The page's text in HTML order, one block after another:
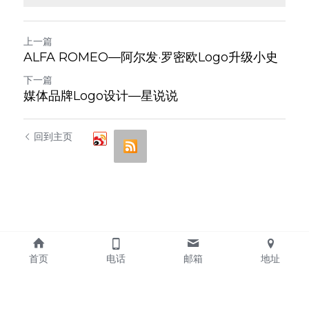
上一篇
ALFA ROMEO—阿尔发·罗密欧Logo升级小史
下一篇
媒体品牌Logo设计—星说说
回到主页
首页 电话 邮箱 地址